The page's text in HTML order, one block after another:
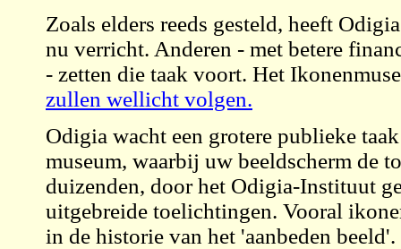
Zoals elders reeds gesteld, heeft
nu verricht. Anderen - met betere
- zetten die taak voort. Het
zullen wellicht volgen.
Odigia wacht een grotere publieke
museum, waarbij uw beeldscherm de
duizenden, door het Odigia-Instituut
uitgebreide toelichtingen. Vooral
in de historie van het 'aanbeden beeld'.